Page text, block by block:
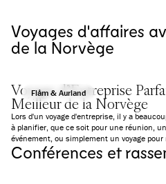
Voyages d'affaires
de la Norvège
Flåm & Aurland
Voyage d'Entreprise
Meilleur de la Norvège
Lors d'un voyage d'entreprise, il y a
à planifier, que ce soit pour une réunion,
événement, ou simplement un voyage
rassembler les employés. Notre
professionnel excelle dans la
Conférences et